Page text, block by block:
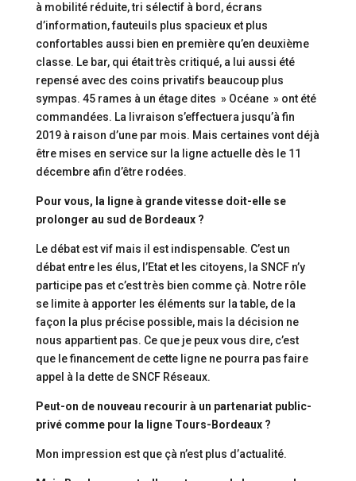
à mobilité réduite, tri sélectif à bord, écrans
d’information, fauteuils plus spacieux et plus
confortables aussi bien en première qu’en deuxième
classe. Le bar, qui était très critiqué, a lui aussi été
repensé avec des coins privatifs beaucoup plus
sympas. 45 rames à un étage dites » Océane » ont été
commandées. La livraison s’effectuera jusqu’à fin
2019 à raison d’une par mois. Mais certaines vont déjà
être mises en service sur la ligne actuelle dès le 11
décembre afin d’être rodées.
Pour vous, la ligne à grande vitesse doit-elle se
prolonger au sud de Bordeaux ?
Le débat est vif mais il est indispensable. C’est un
débat entre les élus, l’Etat et les citoyens, la SNCF n’y
participe pas et c’est très bien comme çà. Notre rôle
se limite à apporter les éléments sur la table, de la
façon la plus précise possible, mais la décision ne
nous appartient pas. Ce que je peux vous dire, c’est
que le financement de cette ligne ne pourra pas faire
appel à la dette de SNCF Réseaux.
Peut-on de nouveau recourir à un partenariat public-
privé comme pour la ligne Tours-Bordeaux ?
Mon impression est que çà n’est plus d’actualité.